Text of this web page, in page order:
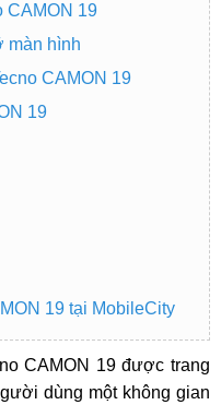
CAMON 19
màn hình
CAMON 19
19
19 tại MobileCity
CAMON 19 được trang
dùng một không gian